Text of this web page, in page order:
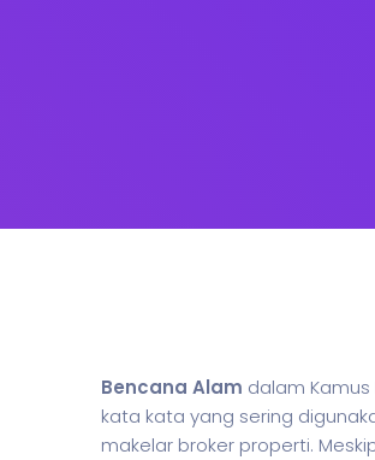
Bencana Alam dalam Kamus
kata kata yang sering
makelar broker properti.